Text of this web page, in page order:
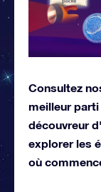
Consultez
meilleur
découvreur
explorer les
où